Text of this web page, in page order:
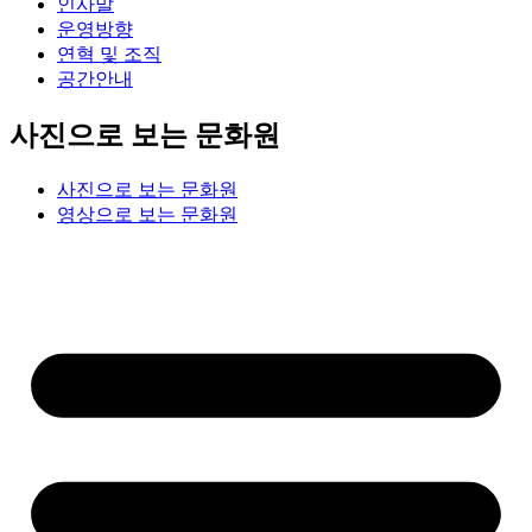
인사말
운영방향
연혁 및 조직
공간안내
사진으로 보는 문화원
사진으로 보는 문화원
영상으로 보는 문화원